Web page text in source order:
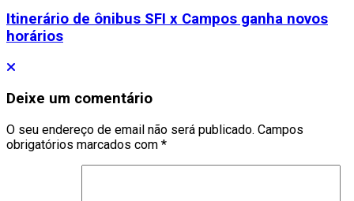
Itinerário de ônibus SFI x Campos ganha novos
horários
Deixe um comentário
O seu endereço de email não será publicado. Campos
obrigatórios marcados com *